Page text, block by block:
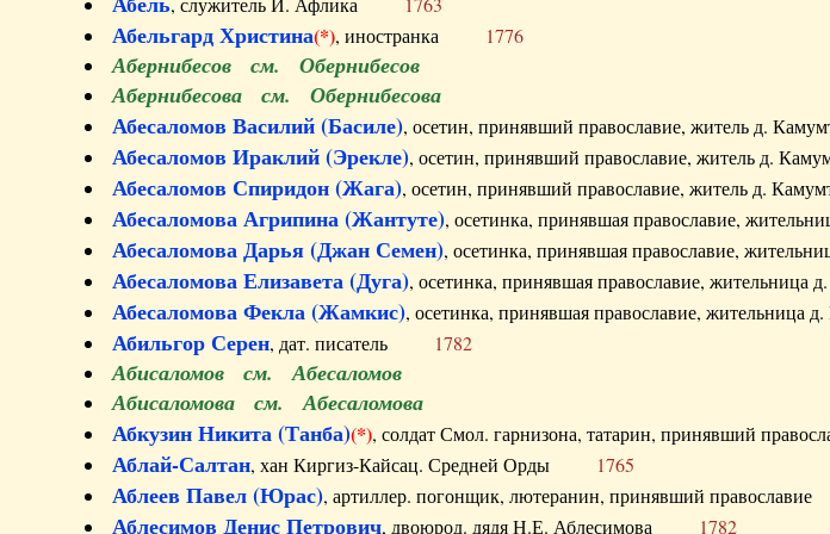
Абельгард Христина(*), иностранка 1776
Абернибесов см. Обернибесов
Абернибесова см. Обернибесова
Абесаломов Василий (Басиле), осетин, принявший православие, житель д.
Абесаломов Ираклий (Эрекле), осетин, принявший православие, житель д.
Абесаломов Спиридон (Жага), осетин, принявший православие, житель д.
Абесаломова Агрипина (Жантуте), осетинка, принявшая православие,
Абесаломова Дарья (Джан Семен), осетинка, принявшая православие,
Абесаломова Елизавета (Дуга), осетинка, принявшая православие,
Абесаломова Фекла (Жамкис), осетинка, принявшая православие,
Абильгор Серен, дат. писатель 1782
Абисаломов см. Абесаломов
Абисаломова см. Абесаломова
Абкузин Никита (Танба)(*), солдат Смол. гарнизона, татарин, принявший
Аблай-Салтан, хан Киргиз-Кайсац. Средней Орды 1765
Аблеев Павел (Юрас), артиллер. погонщик, лютеранин, принявший
Аблесимов Денис Петрович, двоюрод. дядя Н.Е. Аблесимова 1782